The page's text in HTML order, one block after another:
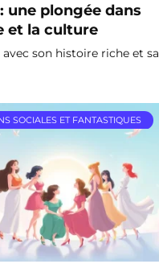
une plongée dans
et la culture
avec son histoire riche et sa
SOCIALES ET FANTASTIQUES